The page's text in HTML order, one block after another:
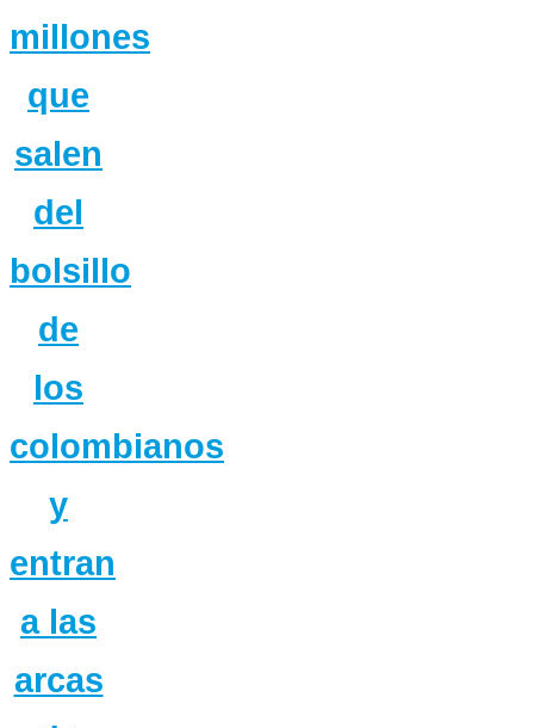
millones
que
salen
del
bolsillo
de
los
colombianos
y
entran
a las
arcas